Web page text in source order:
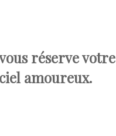
réserve votre
amoureux.